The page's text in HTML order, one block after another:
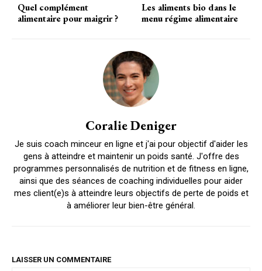
Quel complément
alimentaire pour maigrir ?
Les aliments bio dans le
menu régime alimentaire
Coralie Deniger
Je suis coach minceur en ligne et j'ai pour objectif d'aider les
gens à atteindre et maintenir un poids santé. J'offre des
programmes personnalisés de nutrition et de fitness en ligne,
ainsi que des séances de coaching individuelles pour aider
mes client(e)s à atteindre leurs objectifs de perte de poids et
à améliorer leur bien-être général.
LAISSER UN COMMENTAIRE